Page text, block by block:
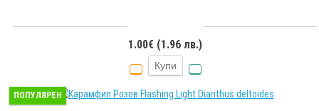
1.00€ (1.96 лв.)
Купи
ПОПУЛЯРЕН